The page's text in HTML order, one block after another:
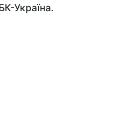
Україна.